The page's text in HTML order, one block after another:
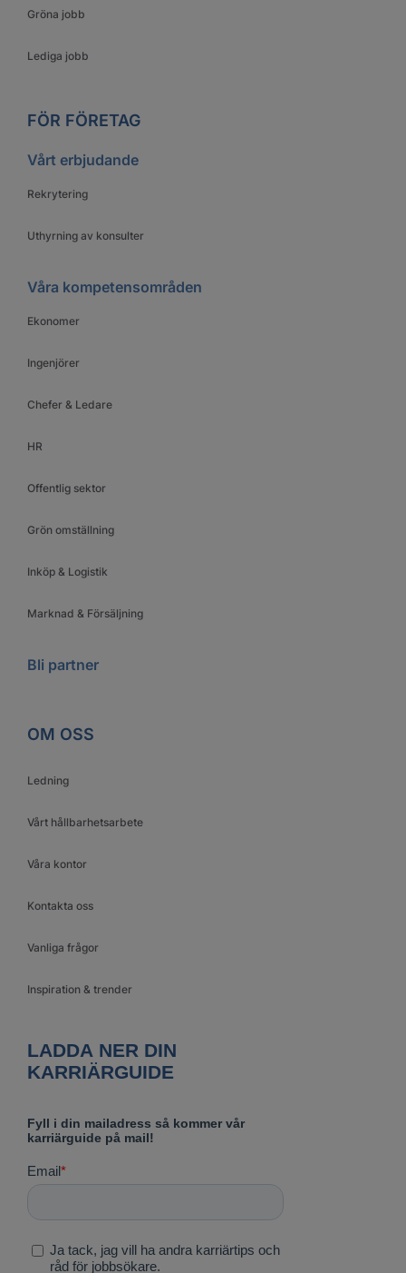
Gröna jobb
Lediga jobb
FÖR FÖRETAG
Vårt erbjudande
Rekrytering
Uthyrning av konsulter
Våra kompetensområden
Ekonomer
Ingenjörer
Chefer & Ledare
HR
Offentlig sektor
Grön omställning
Inköp & Logistik
Marknad & Försäljning
Bli partner
OM OSS
Ledning
Vårt hållbarhetsarbete
Våra kontor
Kontakta oss
Vanliga frågor
Inspiration & trender